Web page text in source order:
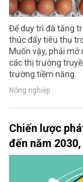
Để duy trì đà tăng
thúc đẩy tiêu thụ
Muốn vậy, phải
các thị trường
trường tiềm năng.
Nông nghiệp
Chiến lược
đến năm